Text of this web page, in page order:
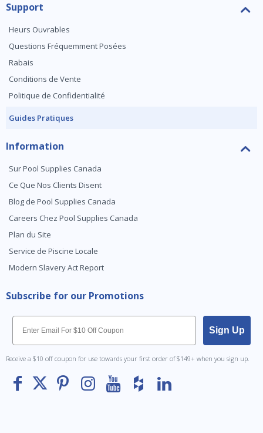
Support
Heurs Ouvrables
Questions Fréquemment Posées
Rabais
Conditions de Vente
Politique de Confidentialité
Guides Pratiques
Information
Sur Pool Supplies Canada
Ce Que Nos Clients Disent
Blog de Pool Supplies Canada
Careers Chez Pool Supplies Canada
Plan du Site
Service de Piscine Locale
Modern Slavery Act Report
Subscribe for our Promotions
Email
Sign Up
Receive a $10 off coupon for use towards your first order of $149+ when you sign up.